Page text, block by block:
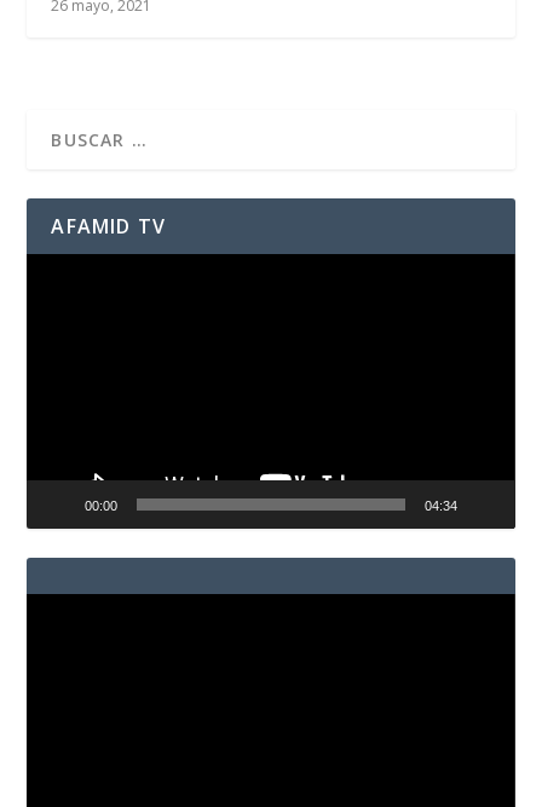
26 mayo, 2021
AFAMID TV
00:00 04:34